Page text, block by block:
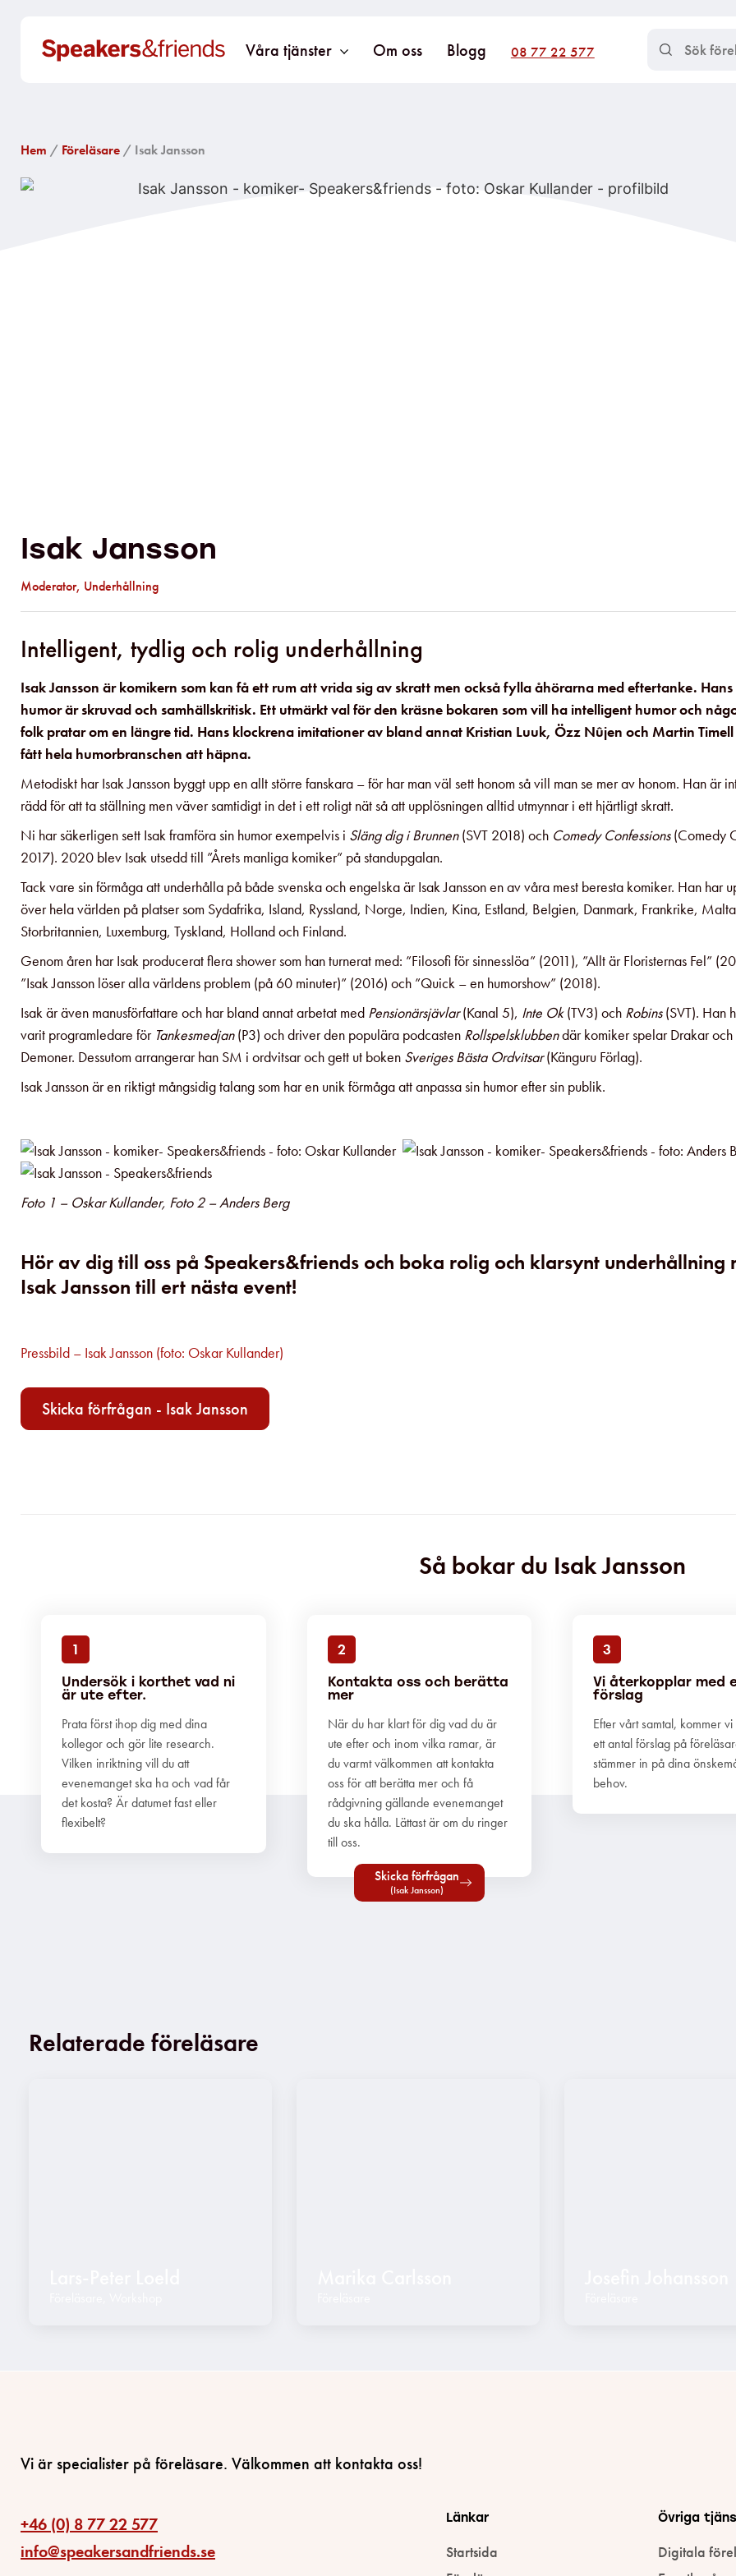
Våra tjänster Om oss Blogg 08 77 22 577
Hem / Föreläsare / Isak Jansson
Isak Jansson
Moderator, Underhållning
Intelligent, tydlig och rolig underhållning
Isak Jansson är komikern som kan få ett rum att vrida sig av skratt men också fylla åhörarna med eftertanke. Hans
humor är skruvad och samhällskritisk. Ett utmärkt val för den kräsne bokaren som vill ha intelligent humor och
folk pratar om en längre tid. Hans klockrena imitationer av bland annat Kristian Luuk, Özz Nûjen och Martin
fått hela humorbranschen att häpna.
Metodiskt har Isak Jansson byggt upp en allt större fanskara – för har man väl sett honom så vill man se mer av honom. Han är
rädd för att ta ställning men väver samtidigt in det i ett roligt nät så att upplösningen alltid utmynnar i ett hjärtligt skratt.
Ni har säkerligen sett Isak framföra sin humor exempelvis i Släng dig i Brunnen(SVT 2018) och Comedy Confessions(Comedy
2017). 2020 blev Isak utsedd till ”Årets manliga komiker” på standupgalan.
Tack vare sin förmåga att underhålla på både svenska och engelska är Isak Jansson en av våra mest beresta komiker. Han har
över hela världen på platser som Sydafrika, Island, Ryssland, Norge, Indien, Kina, Estland, Belgien, Danmark, Frankrike,
Storbritannien, Luxemburg, Tyskland, Holland och Finland.
Genom åren har Isak producerat flera shower som han turnerat med: ”Filosofi för sinnesslöa” (2011), ”Allt är Floristernas Fel”
”Isak Jansson löser alla världens problem (på 60 minuter)” (2016) och ”Quick – en humorshow” (2018).
Isak är även manusförfattare och har bland annat arbetat med Pensionärsjävlar(Kanal 5), Inte Ok(TV3) och Robins(SVT). Han
varit programledare för Tankesmedjan(P3) och driver den populära podcasten Rollspelsklubbendär komiker spelar Drakar och
Demoner. Dessutom arrangerar han SM i ordvitsar och gett ut boken Sveriges Bästa Ordvitsar(Känguru Förlag).
Isak Jansson är en riktigt mångsidig talang som har en unik förmåga att anpassa sin humor efter sin publik.
Foto 1 – Oskar Kullander, Foto 2 – Anders Berg
Hör av dig till oss på Speakers&friends och boka rolig och klarsynt underhållning
Isak Jansson till ert nästa event!
Pressbild – Isak Jansson (foto: Oskar Kullander)
Skicka förfrågan - Isak Jansson
Så bokar du Isak Jansson
1
Undersök i korthet vad ni
är ute efter.
Prata först ihop dig med dina
kollegor och gör lite research.
Vilken inriktning vill du att
evenemanget ska ha och vad får
det kosta? Är datumet fast eller
flexibelt?
2
Kontakta oss och berätta
mer
När du har klart för dig vad du är
ute efter och inom vilka ramar, är
du varmt välkommen att kontakta
oss för att berätta mer och få
rådgivning gällande evenemanget
du ska hålla. Lättast är om du ringer
till oss.
Skicka förfrågan
(Isak Jansson)
3
Vi återkopplar med
förslag
Efter vårt samtal, kommer
ett antal förslag på
stämmer in på dina
behov.
Relaterade föreläsare
Vi är specialister på föreläsare. Välkommen att kontakta oss!
+46 (0) 8 77 22 577
info@speakersandfriends.se
Länkar
Startsida
Övriga
Digitala